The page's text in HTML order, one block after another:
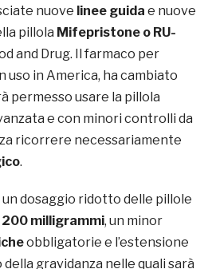
nuove linee guida e nuove
pillola Mifepristone o RU-
and Drug. Il farmaco per
uso in America, ha cambiato
permesso usare la pillola
e con minori controlli da
ricorrere necessariamente
.
dosaggio ridotto delle pillole
milligrammi, un minor
obbligatorie e l’estensione
gravidanza nelle quali sarà